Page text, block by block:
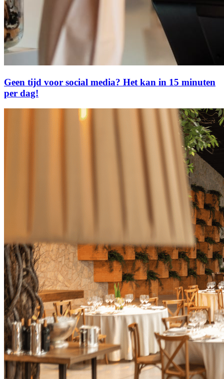
Geen tijd voor social media? Het kan in 15 minuten
per dag!